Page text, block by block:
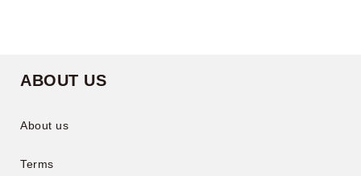
ABOUT US
About us
Terms